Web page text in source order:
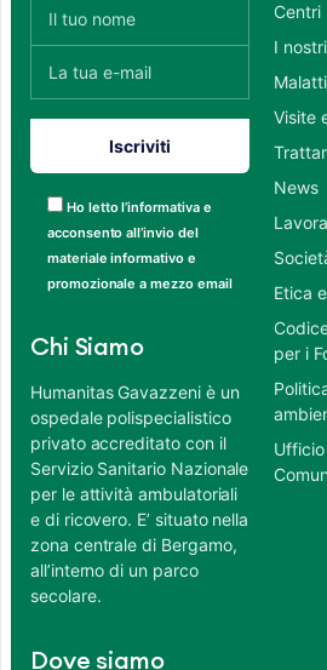
Ho letto l’informativa e
acconsento all’invio del
materiale informativo e
promozionale a mezzo email
Chi Siamo
Humanitas Gavazzeni è un
ospedale polispecialistico
privato accreditato con il
Servizio Sanitario Nazionale
per le attività ambulatoriali
e di ricovero. E’ situato nella
zona centrale di Bergamo,
all’interno di un parco
secolare.
Dove siamo
Centri
I
Visite
News
Etica
per i